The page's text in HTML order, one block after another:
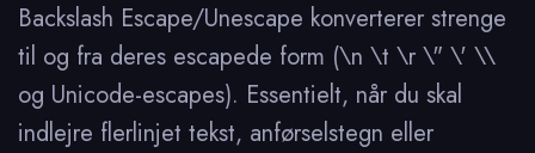
Backslash Escape/Unescape konverterer strenge
til og fra deres escapede form (\n \t \r \" \' \\
og Unicode-escapes). Essentielt, når du skal
indlejre flerlinjet tekst, anførselstegn eller